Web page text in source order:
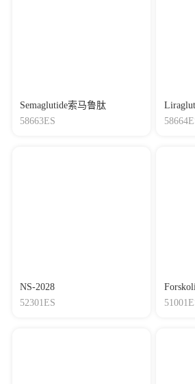
Semaglutide索马鲁肽
58663ES
NS-2028
52301ES